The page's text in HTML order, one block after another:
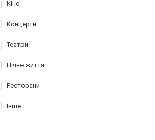
Кіно
Концерти
Театри
Нічне життя
Ресторани
Інше